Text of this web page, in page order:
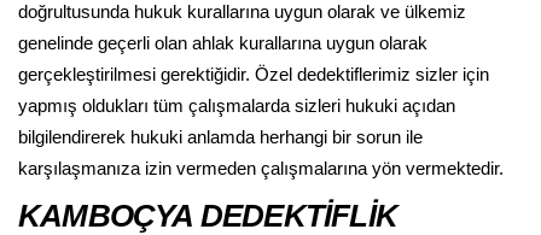
doğrultusunda hukuk kurallarına uygun olarak ve ülkemiz
genelinde geçerli olan ahlak kurallarına uygun olarak
gerçekleştirilmesi gerektiğidir. Özel dedektiflerimiz sizler için
yapmış oldukları tüm çalışmalarda sizleri hukuki açıdan
bilgilendirerek hukuki anlamda herhangi bir sorun ile
karşılaşmanıza izin vermeden çalışmalarına yön vermektedir.
KAMBOÇYA DEDEKTİFLİK